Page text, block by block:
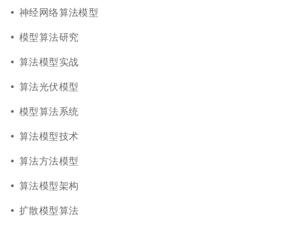
神经网络算法模型
模型算法研究
算法模型实战
算法光伏模型
模型算法系统
算法模型技术
算法方法模型
算法模型架构
扩散模型算法